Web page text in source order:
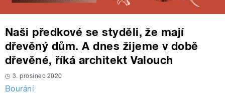
Naši předkové se styděli, že mají
dřevěný dům. A dnes žijeme v době
dřevěné, říká architekt Valouch
3. prosinec 2020
Bourání